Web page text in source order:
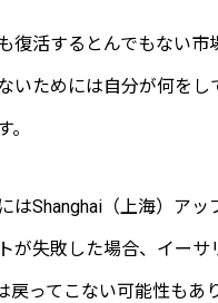
復活するとんでもない
いためには自分が何を
。
はShanghai（上海）ア
が失敗した場合、イー
戻ってこない可能性もあ